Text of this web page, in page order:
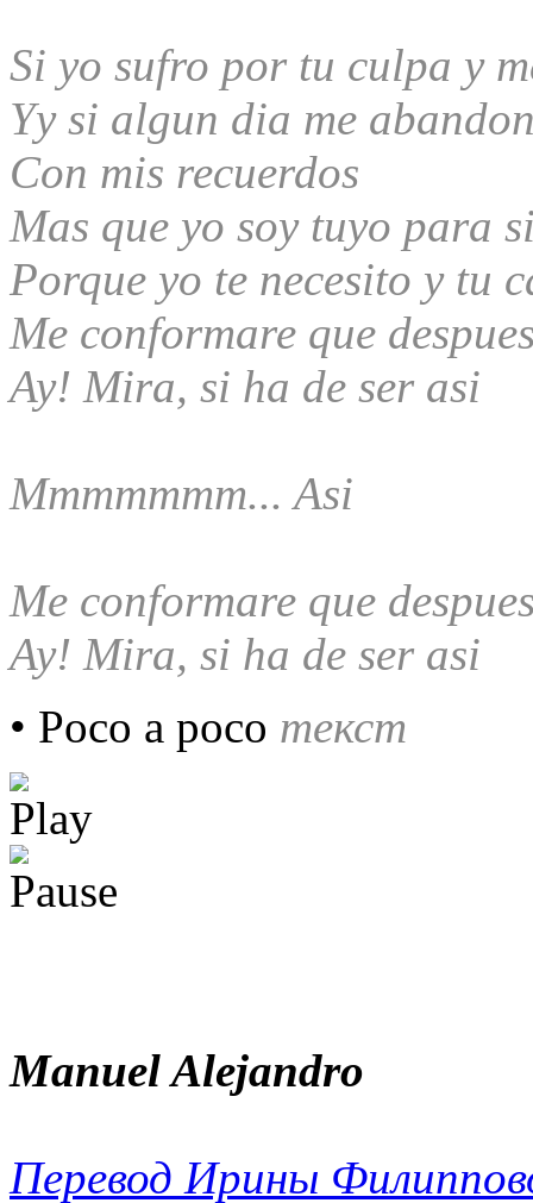
Si yo sufro por tu culpa y
Yy si algun dia me
Con mis recuerdos
Mas que yo soy tuyo para
Porque yo te necesito y tu
Me conformare que
Ay! Mira, si ha de ser asi
Mmmmmmm... Asi
Me conformare que
Ay! Mira, si ha de ser asi
• Poco a poco текст
Manuel Alejandro
Перевод Ирины